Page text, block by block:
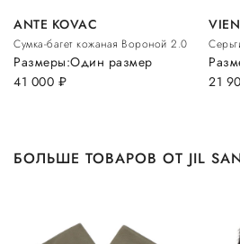
ANTE KOVAC
Сумка-багет кожаная Вороной 2.0
41 000 руб.
Размеры:Один размер
VIEN
21
БОЛЬШЕ ТОВАРОВ ОТ JIL